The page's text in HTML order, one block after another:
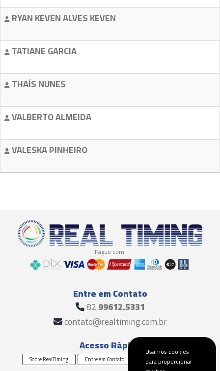
RYAN KEVEN ALVES KEVEN
TATIANE GARCIA
THAÍS NUNES
VALBERTO ALMEIDA
VALESKA PINHEIRO
Pague com:
Entre em Contato
8299612.5331
contato@realtiming.com.br
Acesso Rápido
Sobre RealTiming Entre em Contato Solicite um Orçamento
Usamos cookies
para proporcionar